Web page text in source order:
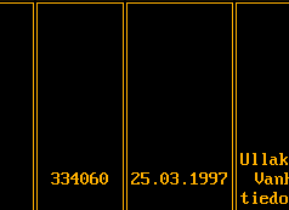
334060 25.03.1997